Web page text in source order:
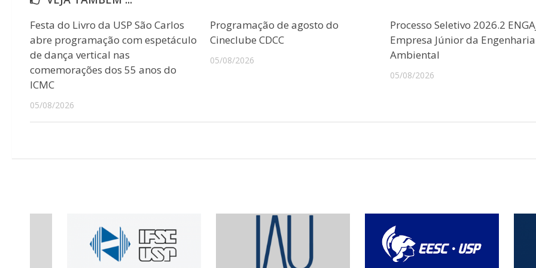
Festa do Livro da USP São Carlos
abre programação com espetáculo
de dança vertical nas
comemorações dos 55 anos do
ICMC
05/08/2026
Programação de agosto do
Cineclube CDCC
05/08/2026
Processo Seletivo 2026.2
Empresa Júnior da Engenharia
Ambiental
05/08/2026